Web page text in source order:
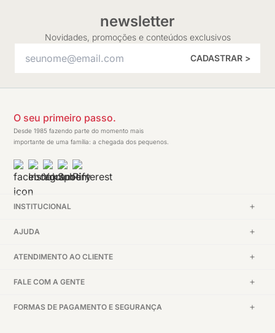
newsletter
Novidades, promoções e conteúdos exclusivos
CADASTRAR >
O seu primeiro passo.
Desde 1985 fazendo parte do momento mais
importante de uma família: a chegada dos pequenos.
INSTITUCIONAL
AJUDA
ATENDIMENTO AO CLIENTE
FALE COM A GENTE
FORMAS DE PAGAMENTO E SEGURANÇA